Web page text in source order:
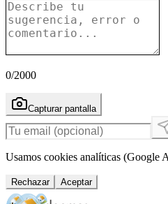
0/2000
Capturar pantalla
Usamos cookies analíticas (Google
Rechazar Aceptar